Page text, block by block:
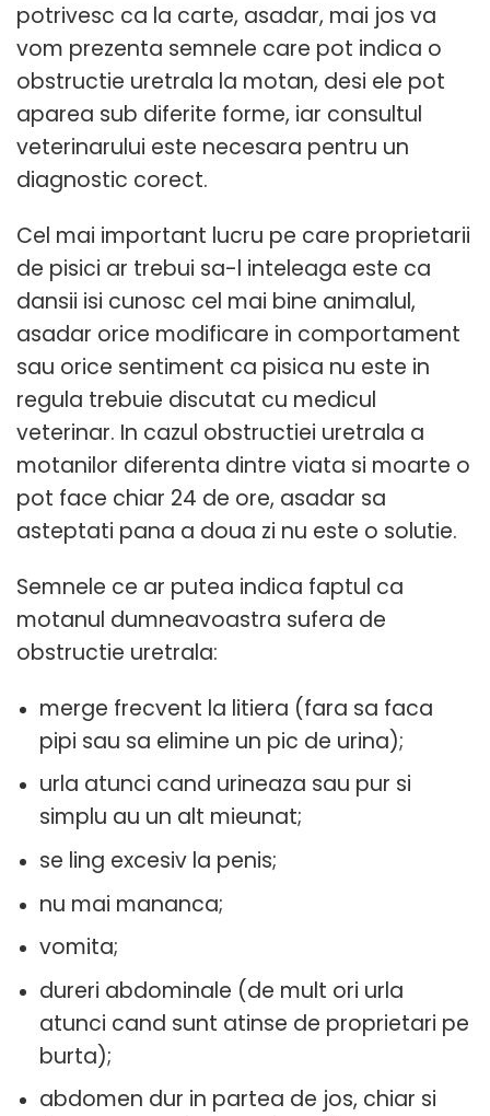
potrivesc ca la carte, asadar, mai jos va
vom prezenta semnele care pot indica o
obstructie uretrala la motan, desi ele pot
aparea sub diferite forme, iar consultul
veterinarului este necesara pentru un
diagnostic corect.
Cel mai important lucru pe care proprietarii
de pisici ar trebui sa-l inteleaga este ca
dansii isi cunosc cel mai bine animalul,
asadar orice modificare in comportament
sau orice sentiment ca pisica nu este in
regula trebuie discutat cu medicul
veterinar. In cazul obstructiei uretrala a
motanilor diferenta dintre viata si moarte o
pot face chiar 24 de ore, asadar sa
asteptati pana a doua zi nu este o solutie.
Semnele ce ar putea indica faptul ca
motanul dumneavoastra sufera de
obstructie uretrala:
merge frecvent la litiera (fara sa faca
pipi sau sa elimine un pic de urina);
urla atunci cand urineaza sau pur si
simplu au un alt mieunat;
se ling excesiv la penis;
nu mai mananca;
vomita;
dureri abdominale (de mult ori urla
atunci cand sunt atinse de proprietari pe
burta);
abdomen dur in partea de jos, chiar si